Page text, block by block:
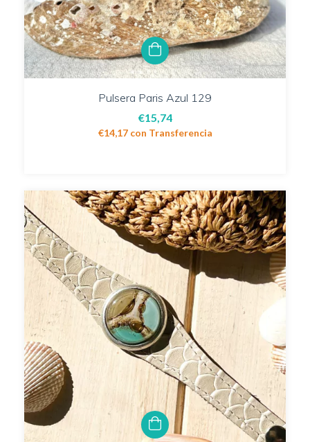
Pulsera Paris Azul 129
€15,74
€14,17 con Transferencia